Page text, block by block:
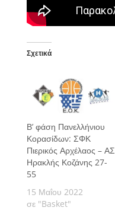
Σχετικά
Β’ φάση Πανελλήνιου
Κορασίδων: ΣΦΚ
Πιερικός Αρχέλαος – ΑΣ
Ηρακλής Κοζάνης 27-
55
15 Μαΐου 2022
σε "Basket"